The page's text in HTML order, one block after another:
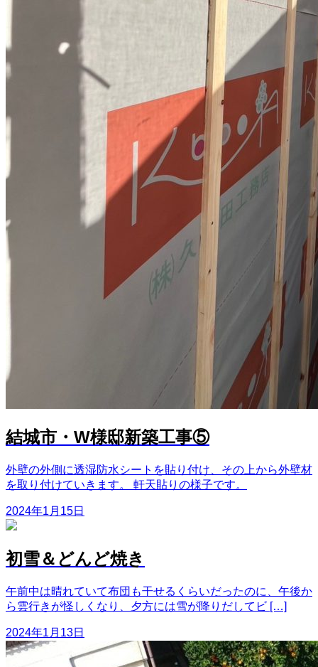
結城市・W様邸新築工事⑤
外壁の外側に透湿防水シートを貼り付け、その上から外壁材
を取り付けていきます。 軒天貼りの様子です。
2024年1月15日
初雪＆どんど焼き
午前中は晴れていて布団も干せるくらいだったのに、午後か
ら雲行きが怪しくなり、夕方には雪が降りだしてビ […]
2024年1月13日